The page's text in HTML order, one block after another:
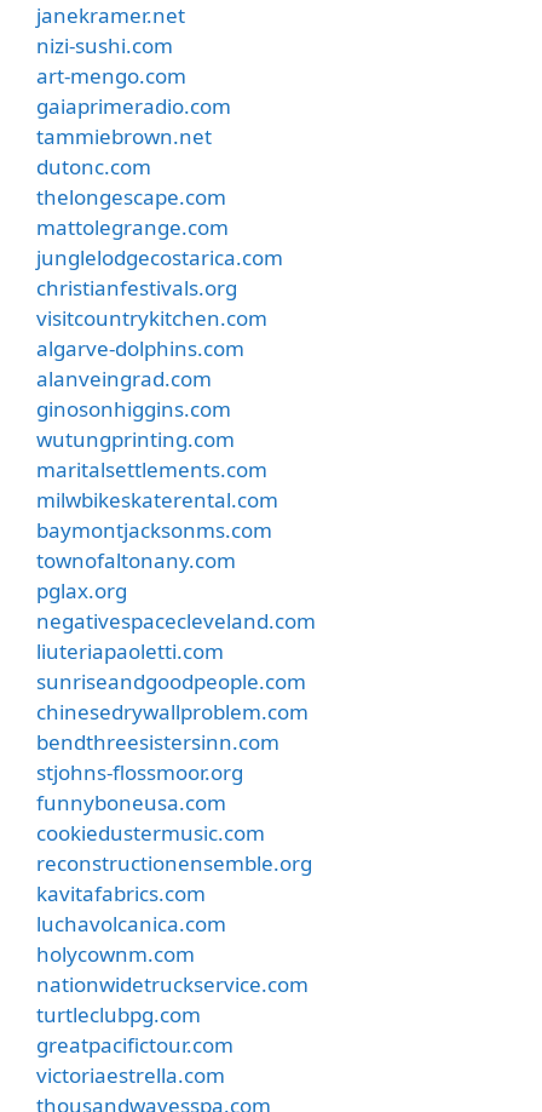
janekramer.net
nizi-sushi.com
art-mengo.com
gaiaprimeradio.com
tammiebrown.net
dutonc.com
thelongescape.com
mattolegrange.com
junglelodgecostarica.com
christianfestivals.org
visitcountrykitchen.com
algarve-dolphins.com
alanveingrad.com
ginosonhiggins.com
wutungprinting.com
maritalsettlements.com
milwbikeskaterental.com
baymontjacksonms.com
townofaltonany.com
pglax.org
negativespacecleveland.com
liuteriapaoletti.com
sunriseandgoodpeople.com
chinesedrywallproblem.com
bendthreesistersinn.com
stjohns-flossmoor.org
funnyboneusa.com
cookiedustermusic.com
reconstructionensemble.org
kavitafabrics.com
luchavolcanica.com
holycownm.com
nationwidetruckservice.com
turtleclubpg.com
greatpacifictour.com
victoriaestrella.com
thousandwavesspa.com